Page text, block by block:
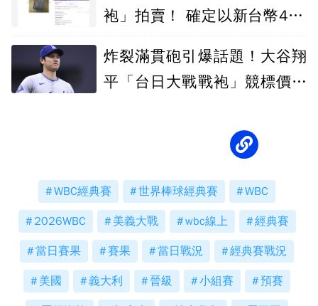
袍」拍賣！ 確定以新台幣480
炸裂滿貫砲引爆話題！大谷翔
平「台日大戰戰袍」競標價飆
WBC經典賽 世界棒球經典賽 WBC
2026WBC 美義大戰 wbc線上 經典賽
當日賽果 賽果 當日戰況 經典賽戰況
美國 義大利 晉級 小組賽 預賽